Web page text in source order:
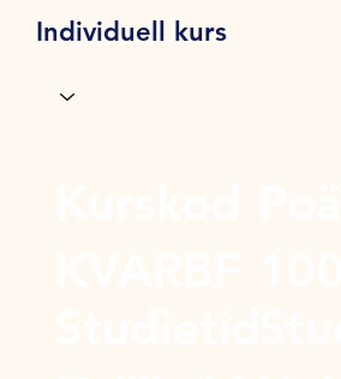
Individuell kurs